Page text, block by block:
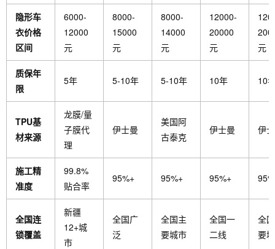
隐形车
衣价格
区间
6000-
12000
元
8000-
15000
元
8000-
14000
元
12000-
20000
元
元
质保年
限
5年 5-10年 5-10年 10年 10
TPU基
材来源
龙膜/量
子膜代
理
伊士曼
美国阿
古泰克
伊士曼 伊
施工精
准度
99.8%
贴合率
95%+ 95%+ 95%+
全国连
锁覆盖
新疆
12+城
市
全国广
泛
全国主
要城市
全国一
二线
全
要